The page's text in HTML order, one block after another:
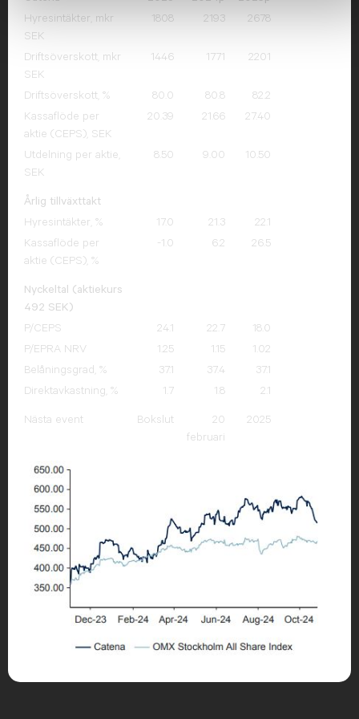
Hyresintäkter, mkr
SEK
1808 2193 2678
Driftsöverskott, mkr
SEK
1446 1771 2201
Driftsöverskott, % 80.0 80.8
82.2
Kassaflöde per
aktie (CEPS), SEK
20.39 21.66 27.40
Utdelning per aktie,
SEK
8.50 9.00 10.50
Årlig tillväxttakt
Hyresintäkter, %
17.0 21.3
22.1
Kassaflöde per
aktie (CEPS), %
-1.0 6.2 26.5
Nyckeltal (aktiekurs
492 SEK)
P/CEPS
24.1 22.7
18.0
P/EPRA NRV
1.25 1.15
1.02
Belåningsgrad, %
37.1 37.4
37.1
Direktavkastning, %
1.7 1.8 2.1
Nästa event Bokslut
20
februari
2025